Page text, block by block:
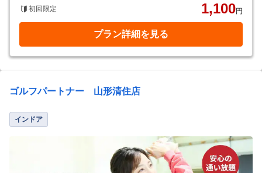
初回限定 1,100円
プラン詳細を見る
ゴルフパートナー 山形清住店
インドア